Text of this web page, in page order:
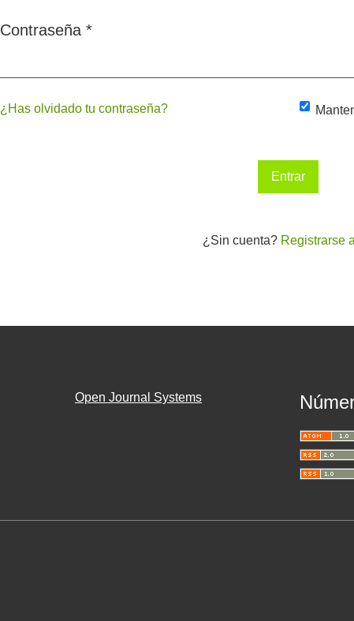
Contraseña *
¿Has olvidado tu contraseña?
Entrar
¿Sin cuenta? Registrarse
Open Journal Systems